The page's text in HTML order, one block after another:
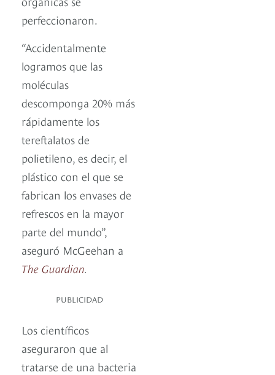
perfeccionaron.
“Accidentalmente
logramos que las
moléculas
descomponga 20% más
rápidamente los
tereftalatos de
polietileno, es decir, el
plástico con el que se
fabrican los envases de
refrescos en la mayor
parte del mundo”,
aseguró McGeehan a
The Guardian.
PUBLICIDAD
Los científicos
aseguraron que al
tratarse de una bacteria